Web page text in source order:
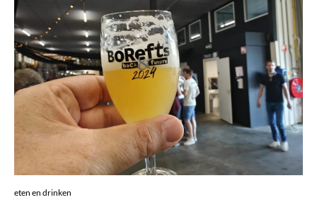
eten en drinken